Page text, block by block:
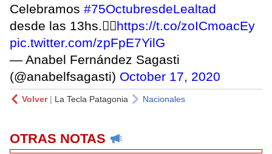
Celebramos #75OctubresdeLealtad
desde las 13hs.👇🏻https://t.co/zoICmoacEy
pic.twitter.com/zpFpE7YilG
— Anabel Fernández Sagasti
(@anabelfsagasti) October 17, 2020
Volver| La Tecla Patagonia Nacionales
OTRAS NOTAS